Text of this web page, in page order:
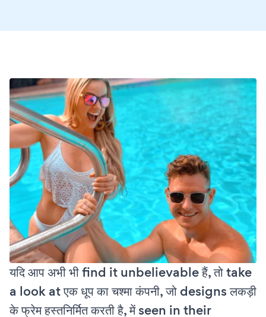
यदि आप अभी भी find it unbelievable हैं, तो take
a look at एक धूप का चश्मा कंपनी, जो designs लकड़ी
के फ्रेम हस्तनिर्मित करती है, में seen in their